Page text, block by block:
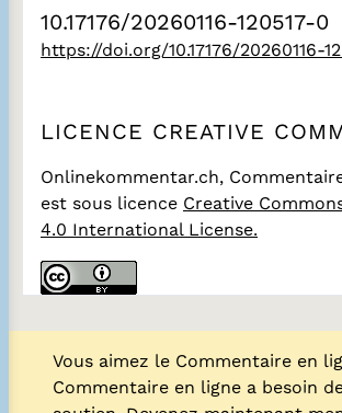
10.17176/20260116-120517-0
https://doi.org/10.17176/20260116-
LICENCE CREATIVE
Onlinekommentar.ch,
est sous licence Creative
4.0 International License.
Vous aimez le Commentaire en
Commentaire en ligne a besoin